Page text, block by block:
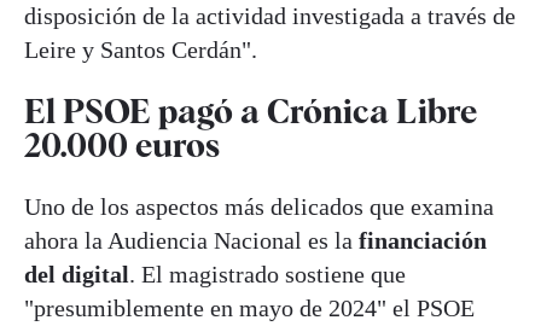
disposición de la actividad investigada a través de
Leire y Santos Cerdán".
El PSOE pagó a Crónica Libre
20.000 euros
Uno de los aspectos más delicados que examina
ahora la Audiencia Nacional es la financiación
del digital. El magistrado sostiene que
"presumiblemente en mayo de 2024" el PSOE